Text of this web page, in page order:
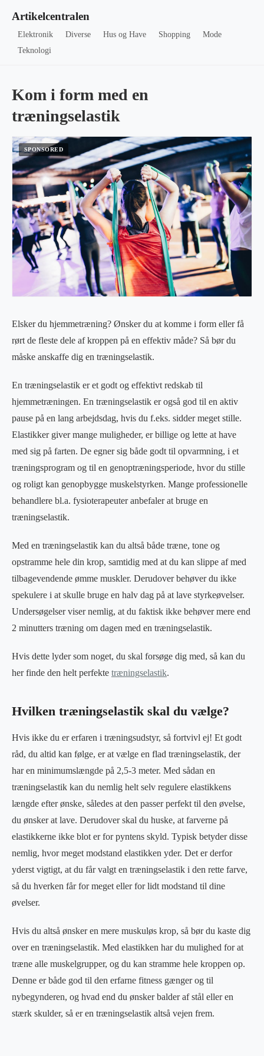
Artikelcentralen
Elektronik Diverse Hus og Have Shopping
Mode
Teknologi
Kom i form med en
træningselastik
Elsker du hjemmetræning? Ønsker du at komme i form eller få
rørt de fleste dele af kroppen på en effektiv måde? Så bør du
måske anskaffe dig en træningselastik.
En træningselastik er et godt og effektivt redskab til
hjemmetræningen. En træningselastik er også god til en aktiv
pause på en lang arbejdsdag, hvis du f.eks. sidder meget stille.
Elastikker giver mange muligheder, er billige og lette at have
med sig på farten. De egner sig både godt til opvarmning, i et
træningsprogram og til en genoptræningsperiode, hvor du stille
og roligt kan genopbygge muskelstyrken. Mange professionelle
behandlere bl.a. fysioterapeuter anbefaler at bruge en
træningselastik.
Med en træningselastik kan du altså både træne, tone og
opstramme hele din krop, samtidig med at du kan slippe af med
tilbagevendende ømme muskler. Derudover behøver du ikke
spekulere i at skulle bruge en halv dag på at lave styrkeøvelser.
Undersøgelser viser nemlig, at du faktisk ikke behøver mere end
2 minutters træning om dagen med en træningselastik.
Hvis dette lyder som noget, du skal forsøge dig med, så kan du
her finde den helt perfekte træningselastik.
Hvilken træningselastik skal du vælge?
Hvis ikke du er erfaren i træningsudstyr, så fortvivl ej! Et godt
råd, du altid kan følge, er at vælge en flad træningselastik, der
har en minimumslængde på 2,5-3 meter. Med sådan en
træningselastik kan du nemlig helt selv regulere elastikkens
længde efter ønske, således at den passer perfekt til den øvelse,
du ønsker at lave. Derudover skal du huske, at farverne på
elastikkerne ikke blot er for pyntens skyld. Typisk betyder disse
nemlig, hvor meget modstand elastikken yder. Det er derfor
yderst vigtigt, at du får valgt en træningselastik i den rette farve,
så du hverken får for meget eller for lidt modstand til dine
øvelser.
Hvis du altså ønsker en mere muskuløs krop, så bør du kaste dig
over en træningselastik. Med elastikken har du mulighed for at
træne alle muskelgrupper, og du kan stramme hele kroppen op.
Denne er både god til den erfarne fitness gænger og til
nybegynderen, og hvad end du ønsker balder af stål eller en
stærk skulder, så er en træningselastik altså vejen frem.